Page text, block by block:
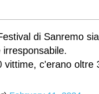
di Sanremo
c'erano oltre